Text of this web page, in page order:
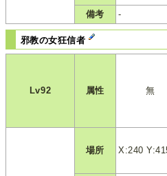
備考
-
邪教の女狂信者
Lv92 属性 無
場所 X:240